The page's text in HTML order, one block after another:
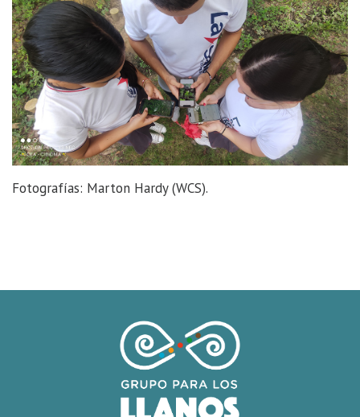
Fotografías: Marton Hardy (WCS).